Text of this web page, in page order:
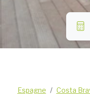
Espagne Costa